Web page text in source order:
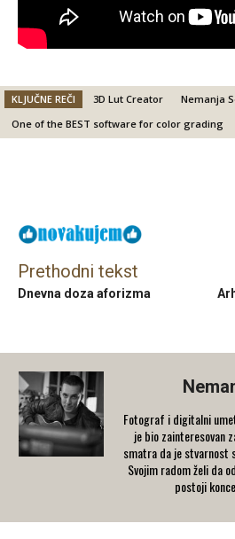
KLJUČNE REČI 3D Lut Creator
Nemanja
One of the BEST software for color grading
Prethodni tekst
Dnevna doza aforizma
Fotograf i digitalni
je bio zainteresovan
smatra da je stvarnost
Svojim radom želi da
postoji